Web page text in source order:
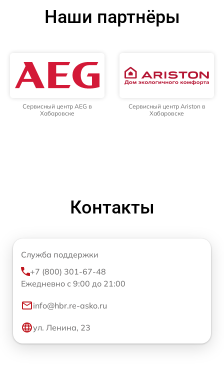
Наши партнёры
Сервисный центр AEG в
Хабаровске
Сервисный центр Ariston в
Хабаровске
Контакты
Служба поддержки
+7 (800) 301-67-48
Ежедневно с 9:00 до 21:00
info@hbr.re-asko.ru
ул. Ленина, 23